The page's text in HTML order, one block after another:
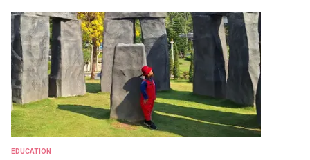
EDUCATION